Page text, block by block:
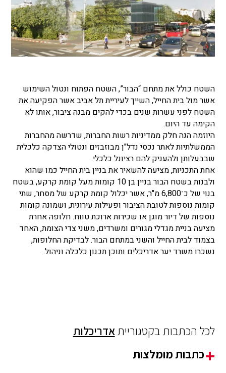
השטח כולל את מתחם “הבור”, השטח הפתוח ונטול השימוש
אשר מול בית החייל, השייך לעיריית תל אביב אשר הפקיעה את
השטח לפני עשרות שנים בכדי להקים מבנה ציבור, אותו לא
הקימה עד היום.
היוזמה הנה חלק ממדיניות רשות החברות, שדרשה מהחברות
הממשלתיות לאתר נכסי נדל"ן מבוזבזים ונטולי הצדקה כלכלית
שבבעלותן ולהעניק להם רציונל כלכלי.
אחת התכניות, מציעה להשאיר את בניין בית החייל כמו שהוא
ולבנות בשטח הבור בניין בן 10 קומות מעל קומת קרקע, בשטח
בנוי של כ־6,800 מ"ר, אשר יכלול קומת קרקע של מסחר, שתי
קומות נוספות לטובת הציבור ופעילות עירונית, ושמונה קומות
נוספות של דיור מוגן או שכירות ארוכת טווח. חלופה אחרת
מציעה בניית מגדלי מגורים ומשרדים, משני צדי הצומת, האחד
בצמוד לבית החייל והשני במתחם הבור. לבדיקת החלופות,
נשכרו משרד יער אדריכלים ותוכן תכנון כלכלה וניהול.
לכל הכתבות בקטגורייתאדריכלות
כתבות מומלצות